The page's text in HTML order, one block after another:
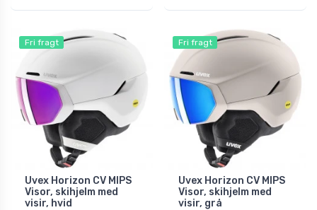
Fri fragt
Uvex Horizon CV MIPS
Visor, skihjelm med
visir, hvid
Fri fragt
Uvex Horizon CV MIPS
Visor, skihjelm med
visir, grå